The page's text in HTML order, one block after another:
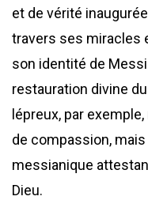
et de vérité
travers ses miracles
son identité de
restauration divine
lépreux, par
de compassion,
messianique
Dieu.